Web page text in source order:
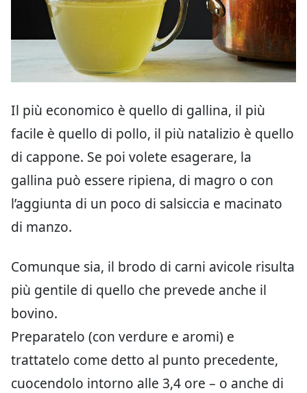
Il più economico è quello di gallina, il più
facile è quello di pollo, il più natalizio è quello
di cappone. Se poi volete esagerare, la
gallina può essere ripiena, di magro o con
l’aggiunta di un poco di salsiccia e macinato
di manzo.
Comunque sia, il brodo di carni avicole risulta
più gentile di quello che prevede anche il
bovino.
Preparatelo (con verdure e aromi) e
trattatelo come detto al punto precedente,
cuocendolo intorno alle 3,4 ore – o anche di